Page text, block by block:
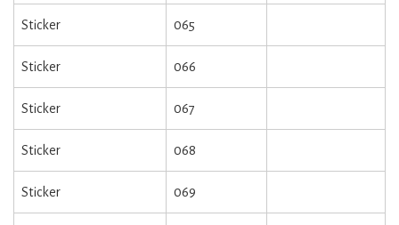
Sticker 065
Sticker 066
Sticker 067
Sticker 068
Sticker 069